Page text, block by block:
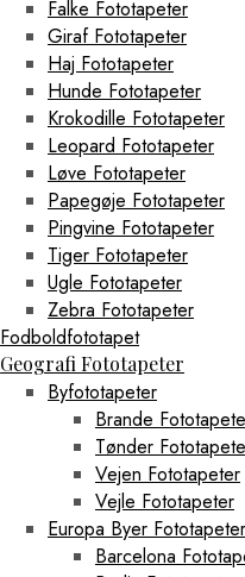
Falke Fototapeter
Giraf Fototapeter
Haj Fototapeter
Hunde Fototapeter
Krokodille Fototapeter
Leopard Fototapeter
Løve Fototapeter
Papegøje Fototapeter
Pingvine Fototapeter
Tiger Fototapeter
Ugle Fototapeter
Zebra Fototapeter
Fodboldfototapet
Geografi Fototapeter
Byfototapeter
Brande
Tønder
Vejen Fototapeter
Vejle Fototapeter
Europa Byer Fototapeter
Barcelona